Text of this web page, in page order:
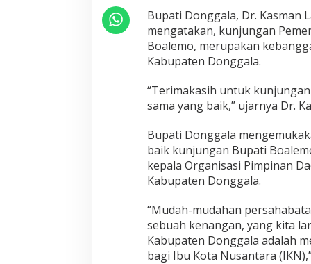
a
t
Bupati Donggala, Dr. Kasman
mengatakan, kunjungan
Boalemo, merupakan
Kabupaten Donggala.
“Terimakasih untuk
sama yang baik,” ujarnya Dr.
Bupati Donggala
baik kunjungan Bupati
kepala Organisasi Pimpinan
Kabupaten Donggala.
“Mudah-mudahan
sebuah kenangan, yang kita
Kabupaten Donggala adalah
bagi Ibu Kota Nusantara